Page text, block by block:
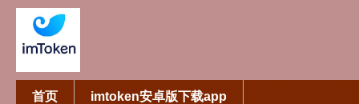
首页 imtoken安卓版下载app